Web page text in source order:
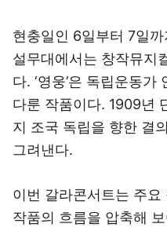
현충일인 6일부터 7일
설무대에서는 창작뮤지
다. ‘영웅’은 독립운동
다룬 작품이다. 1909년
지 조국 독립을 향한 결
그려낸다.
이번 갈라콘서트는 주
작품의 흐름을 압축해 보